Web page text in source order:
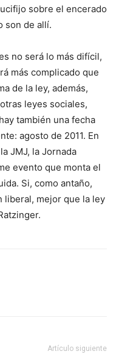
sobre el encerado
son de allí.
no será lo más difícil,
más complicado que
de la ley, además,
leyes sociales,
también una fecha
agosto de 2011. En
JMJ, la Jornada
evento que monta el
Si, como antaño,
liberal, mejor que la ley
Artículo siguiente